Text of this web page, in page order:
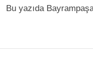
Bu yazıda